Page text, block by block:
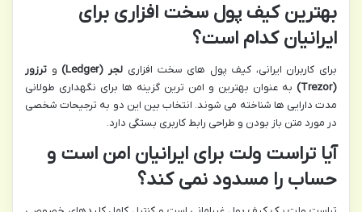
بهترین کیف پول سخت افزاری برای
ایرانیان کدام است؟
برای کاربران ایرانی، کیف پول های سخت افزاری لجر (Ledger) و ترزور
(Trezor)
به عنوان بهترین و امن ترین گزینه ها برای نگهداری طولانی
مدت دارایی ها شناخته می شوند. انتخاب بین این دو به ترجیحات شخصی
در مورد متن باز بودن و طراحی رابط کاربری بستگی دارد.
آیا تراست ولت برای ایرانیان امن است و
حساب را مسدود نمی کند؟